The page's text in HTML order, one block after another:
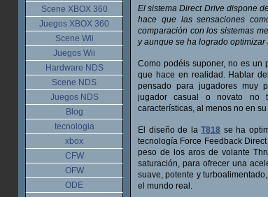
El sistema Direct Drive dispone
hace que las sensaciones
comparación con los sistemas
y aunque se ha logrado
Como podéis suponer, no es un
que hace en realidad. Hablar
pensado para jugadores muy
jugador casual o novato no
características, al menos no en
El diseño de laT818 se ha
tecnología Force Feedback
peso de los aros de volante
saturación, para ofrecer una
suave, potente y
el mundo real.
Scene XBOX 360
Juegos XBOX 360
Scene Wii
Juegos Wii
Hardware NDS
Scene NDS
Juegos NDS
Blog
tecnologia
xbox
CFW
OFW
ODE